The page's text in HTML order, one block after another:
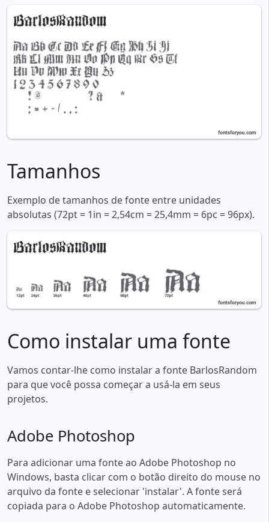
Tamanhos
Exemplo de tamanhos de fonte entre unidades
absolutas (72pt = 1in = 2,54cm = 25,4mm = 6pc = 96px).
Como instalar uma fonte
Vamos contar-lhe como instalar a fonte BarlosRandom
para que você possa começar a usá-la em seus
projetos.
Adobe Photoshop
Para adicionar uma fonte ao Adobe Photoshop no
Windows, basta clicar com o botão direito do mouse no
arquivo da fonte e selecionar 'instalar'. A fonte será
copiada para o Adobe Photoshop automaticamente.